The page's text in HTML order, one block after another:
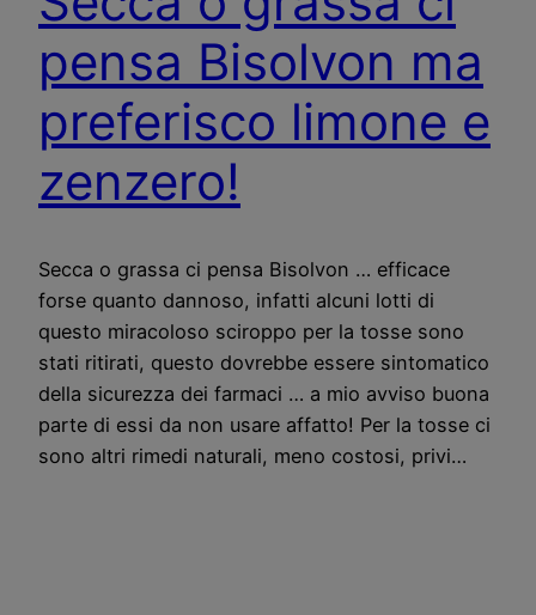
pensa Bisolvon ma
preferisco limone e
zenzero!
Secca o grassa ci pensa Bisolvon … efficace
forse quanto dannoso, infatti alcuni lotti di
questo miracoloso sciroppo per la tosse sono
stati ritirati, questo dovrebbe essere sintomatico
della sicurezza dei farmaci … a mio avviso buona
parte di essi da non usare affatto! Per la tosse ci
sono altri rimedi naturali, meno costosi, privi…